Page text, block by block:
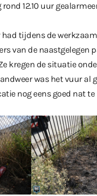
12.10 uur
tijdens de
van de
kregen de situatie
was het vuur al
nog eens goed nat